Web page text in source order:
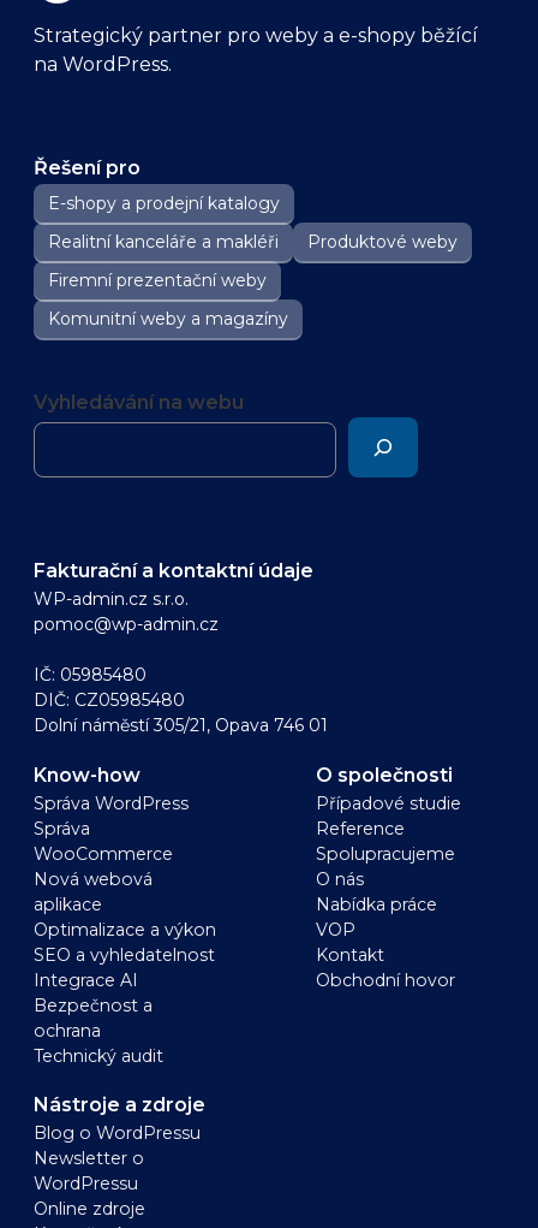
Strategický partner pro weby a e-shopy běžící
na WordPress.
Řešení pro
E-shopy a prodejní katalogy
Realitní kanceláře a makléři
Produktové weby
Firemní prezentační weby
Komunitní weby a magazíny
Vyhledávání na webu
Fakturační a kontaktní údaje
WP-admin.cz s.r.o.
pomoc@wp-admin.cz
IČ: 05985480
DIČ: CZ05985480
Dolní náměstí 305/21, Opava 746 01
Know-how
Správa WordPress
Správa
WooCommerce
Nová webová
aplikace
Optimalizace a výkon
SEO a vyhledatelnost
Integrace AI
Bezpečnost a
ochrana
Technický audit
Nástroje a zdroje
Blog o WordPressu
Newsletter o
WordPressu
Online zdroje
O společnosti
Případové studie
Reference
Spolupracujeme
O nás
Nabídka práce
VOP
Kontakt
Obchodní hovor